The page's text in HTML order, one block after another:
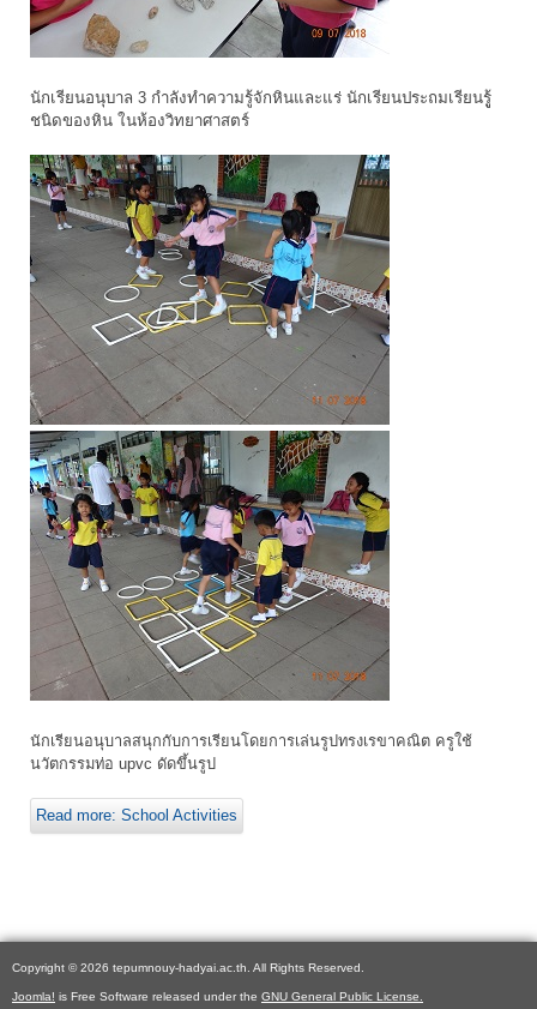
นักเรียนอนุบาล 3 กำลังทำความรู้จักหินและแร่ นักเรียนประถมเรียนรูู้
ชนิดของหิน ในห้องวิทยาศาสตร์
นักเรียนอนุบาลสนุกกับการเรียนโดยการเล่นรูปทรงเรขาคณิต ครูใช้
นวัตกรรมท่อ upvc ดัดขึ้นรูป
Read more: School Activities
Copyright © 2026 tepumnouy-hadyai.ac.th. All Rights Reserved.
Joomla! is Free Software released under the GNU General Public License.